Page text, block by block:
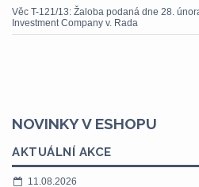
Věc T-121/13: Žaloba podaná dne 28.
Investment Company v. Rada
NOVINKY V ESHOPU
AKTUÁLNÍ AKCE
11.08.2026